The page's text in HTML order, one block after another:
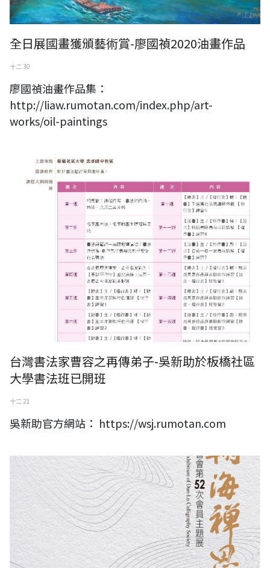
全日展國畫獲頒藝術賞-廖國禎2020油畫作品
十二 30
廖國禎油畫作品集：
http://liaw.rumotan.com/index.php/art-
works/oil-paintings
板橋社區大學書法班
台灣書法家曹容之再傳弟子-吳新助於板橋社區
大學書法班已開班
十二 21
吳新助官方網站： https://wsj.rumotan.com
翰海禪思-澹盧書會第52次會員主題展